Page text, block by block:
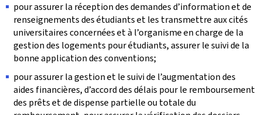
pour assurer la réception des demandes d’information et de
renseignements des étudiants et les transmettre aux cités
universitaires concernées et à l’organisme en charge de la
gestion des logements pour étudiants, assurer le suivi de la
bonne application des conventions;
pour assurer la gestion et le suivi de l’augmentation des
aides financières, d’accord des délais pour le remboursement
des prêts et de dispense partielle ou totale du